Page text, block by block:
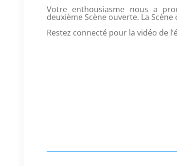
Votre enthousiasme nous a
deuxième Scène ouverte. La
Restez connecté pour la vidéo de